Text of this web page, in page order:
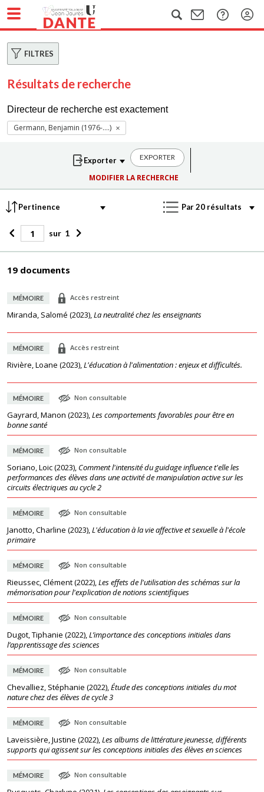
FILTRES
Résultats de recherche
Directeur de recherche est exactement
Germann, Benjamin (1976-....)
EXPORTER
MODIFIER LA RECHERCHE
sur 1
19 documents
MÉMOIRE Accès restreint
Miranda, Salomé (2023),La neutralité chez les enseignants
MÉMOIRE Accès restreint
Rivière, Loane (2023),L'éducation à l'alimentation : enjeux et difficultés.
MÉMOIRE Non consultable
Gayrard, Manon (2023),Les comportements favorables pour être en
bonne santé
MÉMOIRE Non consultable
Soriano, Loic(2023), Comment l'intensité du guidage influence t'elle les
performances des élèves dans une activité de manipulation active sur les
circuits électriques au cycle 2
MÉMOIRE Non consultable
Janotto, Charline (2023),L'éducation à la vie affective et sexuelle à l'école
primaire
MÉMOIRE Non consultable
Rieussec, Clément(2022),Les effets de l'utilisation des schémas sur la
mémorisation pour l'explication de notions scientifiques
MÉMOIRE Non consultable
Dugot, Tiphanie (2022),L’importance des conceptions initiales dans
l’apprentissage des sciences
MÉMOIRE Non consultable
Chevalliez, Stéphanie (2022),Étude des conceptions initiales du mot
nature chez des élèves de cycle 3
MÉMOIRE Non consultable
Laveissière, Justine (2022),Les albums de littérature jeunesse, différents
supports qui agissent sur les conceptions initiales des élèves en sciences
MÉMOIRE Non consultable